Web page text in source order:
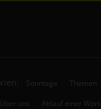
Sonntage Themen
Über uns
Ablauf einer